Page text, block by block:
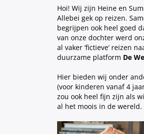
Hoi! Wij zijn Heine en
Allebei gek op reizen.
begrijpen ook heel goed
van onze dochter werd
al vaker ‘fictieve’ reizen
duurzame platform De
Hier bieden wij onder
(voor kinderen vanaf 4
zou ook heel fijn zijn als
al het moois in de wereld.